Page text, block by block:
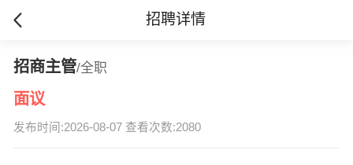
招聘详情
招商主管/全职
面议
发布时间:2026-08-07 查看次数:2080